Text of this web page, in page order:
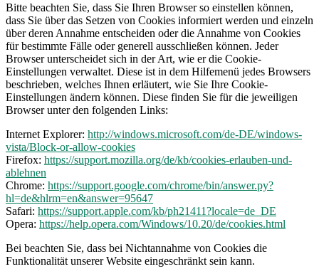
Bitte beachten Sie, dass Sie Ihren Browser so einstellen können,
dass Sie über das Setzen von Cookies informiert werden und einzeln
über deren Annahme entscheiden oder die Annahme von Cookies
für bestimmte Fälle oder generell ausschließen können. Jeder
Browser unterscheidet sich in der Art, wie er die Cookie-
Einstellungen verwaltet. Diese ist in dem Hilfemenü jedes Browsers
beschrieben, welches Ihnen erläutert, wie Sie Ihre Cookie-
Einstellungen ändern können. Diese finden Sie für die jeweiligen
Browser unter den folgenden Links:
Internet Explorer: http://windows.microsoft.com/de-DE/windows-
vista/Block-or-allow-cookies
Firefox: https://support.mozilla.org/de/kb/cookies-erlauben-und-
ablehnen
Chrome: https://support.google.com/chrome/bin/answer.py?
hl=de&hlrm=en&answer=95647
Safari: https://support.apple.com/kb/ph21411?locale=de_DE
Opera: https://help.opera.com/Windows/10.20/de/cookies.html
Bei beachten Sie, dass bei Nichtannahme von Cookies die
Funktionalität unserer Website eingeschränkt sein kann.